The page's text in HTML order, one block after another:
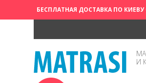
БЕСПЛАТНАЯ ДОСТАВКА ПО КИЕВУ
И